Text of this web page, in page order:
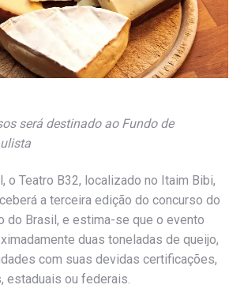
será destinado ao Fundo de
o Teatro B32, localizado no Itaim Bibi,
a terceira edição do concurso do
do Brasil, e estima-se que o evento
duas toneladas de queijo,
com suas devidas certificações,
estaduais ou federais.